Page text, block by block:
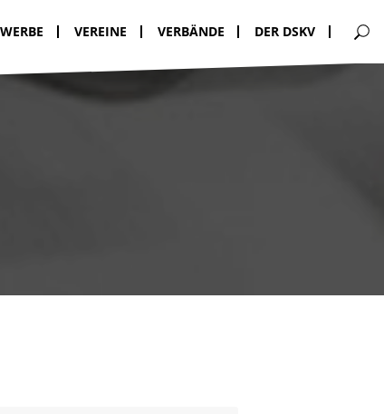
VEREINE VERBÄNDE DER DSKV